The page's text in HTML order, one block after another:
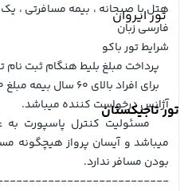
تور ایروان
تور تاجیکستان
هتل با صبحانه ، بیمه مسافرتی ،
فارسی زبان
شرایط تور باکو
پرداخت مبلغ بلیط هنگام ثبت نام
آژانس درخواست کننده میباشد.
مسئولیت کنترل پاسپورت به
میباشد و آیسان پرواز هیچگونه
بودن مسافر ندارد.